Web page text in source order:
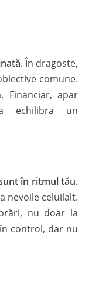
În dragoste,
comune.
Financiar, apar
echilibra un
în ritmul tău.
nevoile celuilalt.
nu doar la
control, dar nu